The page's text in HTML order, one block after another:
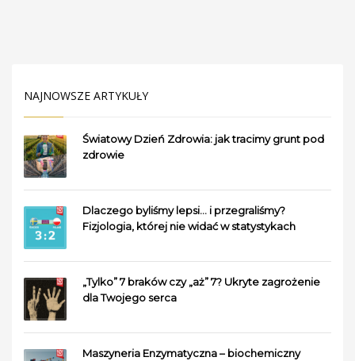
NAJNOWSZE ARTYKUŁY
Światowy Dzień Zdrowia: jak tracimy grunt pod
zdrowie
Dlaczego byliśmy lepsi… i przegraliśmy?
Fizjologia, której nie widać w statystykach
„Tylko” 7 braków czy „aż” 7? Ukryte zagrożenie
dla Twojego serca
Maszyneria Enzymatyczna – biochemiczny